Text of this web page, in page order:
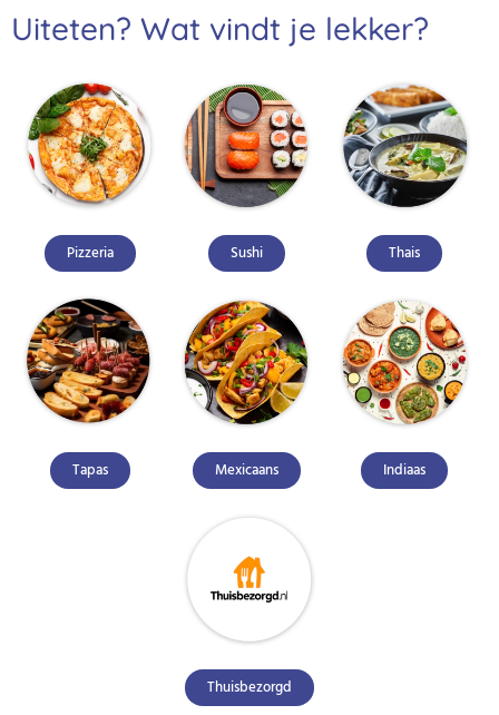
Uiteten? Wat vindt je lekker?
Pizzeria Sushi Thais
Tapas Mexicaans Indiaas
Thuisbezorgd